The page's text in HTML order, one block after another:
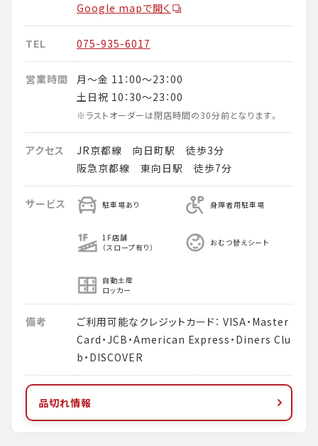
Google mapで開く
TEL 075-935-6017
営業時間
月～金 11：00～23：00
土日祝 10：30～23：00
※ラストオーダーは閉店時間の30分前となります。
アクセス
JR京都線 向日町駅 徒歩3分
阪急京都線 東向日駅 徒歩7分
サービス 駐車場あり 身障者用駐車場
1F店舗
（スロープ有り）
おむつ替えシート
自動土産
ロッカー
備考
ご利用可能なクレジットカード： VISA・Master
Card・JCB・American Express・Diners Clu
b・DISCOVER
品切れ情報